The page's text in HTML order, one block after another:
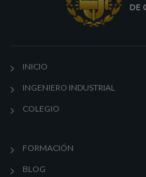
INICIO
INGENIERO INDUSTRIAL
COLEGIO
FORMACIÓN
BLOG